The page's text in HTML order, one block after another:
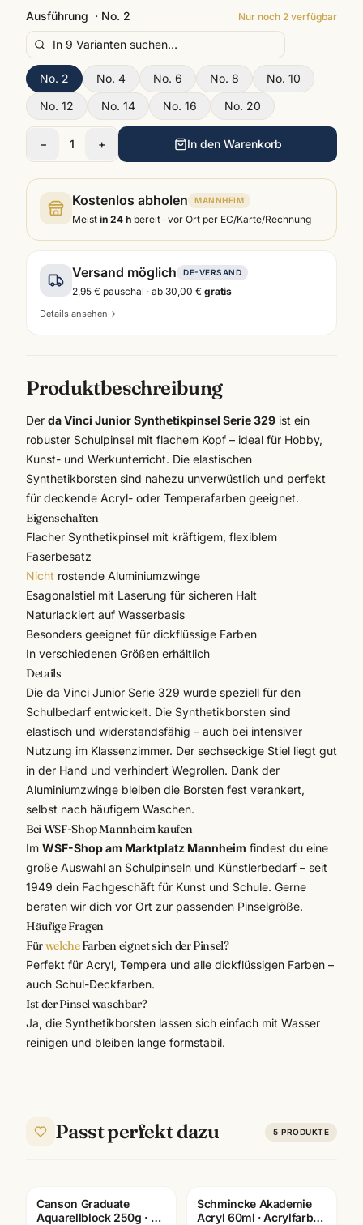
Ausführung · No. 2 Nur noch 2 verfügbar
No. 2 No. 4 No. 6 No. 8
No. 10
No. 12
No. 14 No. 16 No. 20
− 1 + In den Warenkorb
Kostenlos abholen MANNHEIM
Meist in 24 h bereit · vor Ort per EC/Karte/Rechnung
Versand möglich DE-VERSAND
2,95 € pauschal · ab 30,00 € gratis
Details ansehen→
Produktbeschreibung
Der da Vinci Junior Synthetikpinsel Serie 329 ist ein
robuster Schulpinsel mit flachem Kopf – ideal für Hobby,
Kunst- und Werkunterricht. Die elastischen
Synthetikborsten sind nahezu unverwüstlich und perfekt
für deckende Acryl- oder Temperafarben geeignet.
Eigenschaften
Flacher Synthetikpinsel mit kräftigem, flexiblem
Faserbesatz
Nicht rostende Aluminiumzwinge
Esagonalstiel mit Laserung für sicheren Halt
Naturlackiert auf Wasserbasis
Besonders geeignet für dickflüssige Farben
In verschiedenen Größen erhältlich
Details
Die da Vinci Junior Serie 329 wurde speziell für den
Schulbedarf entwickelt. Die Synthetikborsten sind
elastisch und widerstandsfähig – auch bei intensiver
Nutzung im Klassenzimmer. Der sechseckige Stiel liegt gut
in der Hand und verhindert Wegrollen. Dank der
Aluminiumzwinge bleiben die Borsten fest verankert,
selbst nach häufigem Waschen.
Bei WSF-Shop Mannheim kaufen
Im WSF-Shop am Marktplatz Mannheim findest du eine
große Auswahl an Schulpinseln und Künstlerbedarf – seit
1949 dein Fachgeschäft für Kunst und Schule. Gerne
beraten wir dich vor Ort zur passenden Pinselgröße.
Häufige Fragen
FürwelcheFarben eignet sich der Pinsel?
Perfekt für Acryl, Tempera und alle dickflüssigen Farben –
auch Schul-Deckfarben.
Ist der Pinsel waschbar?
Ja, die Synthetikborsten lassen sich einfach mit Wasser
reinigen und bleiben lange formstabil.
Passt perfekt dazu 5 PRODUKTE
Canson Graduate
Aquarellblock 250g · 20
Schmincke Akademie
Acryl 60ml · Acrylfarben